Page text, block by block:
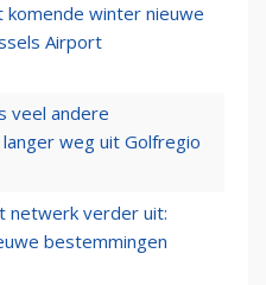
komende winter nieuwe
Airport
veel andere
weg uit Golfregio
netwerk verder uit:
bestemmingen